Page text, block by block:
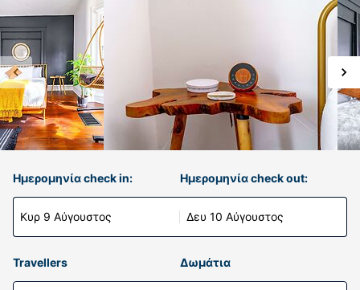
Ημερομηνία check in:
Κυρ 9 Αύγουστος
Ημερομηνία check out:
Δευ 10 Αύγουστος
Travellers Δωμάτια